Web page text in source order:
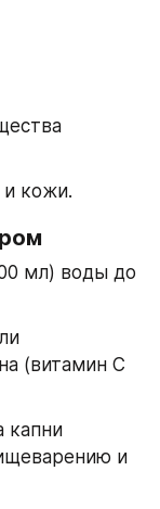
и кожи.
мл) воды до
(витамин C
капни
и